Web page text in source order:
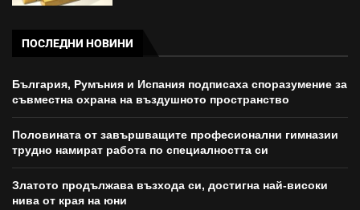
ПОСЛЕДНИ НОВИНИ
България, Румъния и Испания подписаха споразумение за
съвместна охрана на въздушното пространство
Половината от завършващите професионални гимназии
трудно намират работа по специалността си
Златото продължава възхода си, достигна най-високи
нива от края на юни